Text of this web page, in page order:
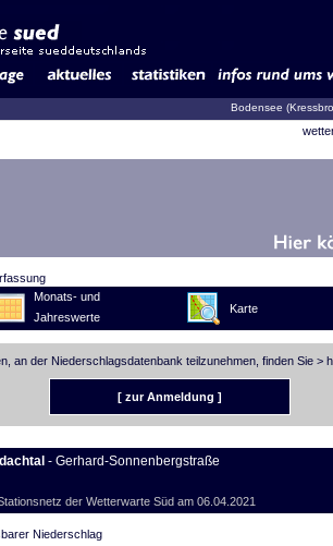
Bodensee
Monats- und
Jahreswerte
Karte
an der Niederschlagsdatenbank teilzunehmen, finden Sie >
[ zur Anmeldung ]
- Gerhard-Sonnenbergstraße
der Wetterwarte Süd am 06.04.2021
Niederschlag